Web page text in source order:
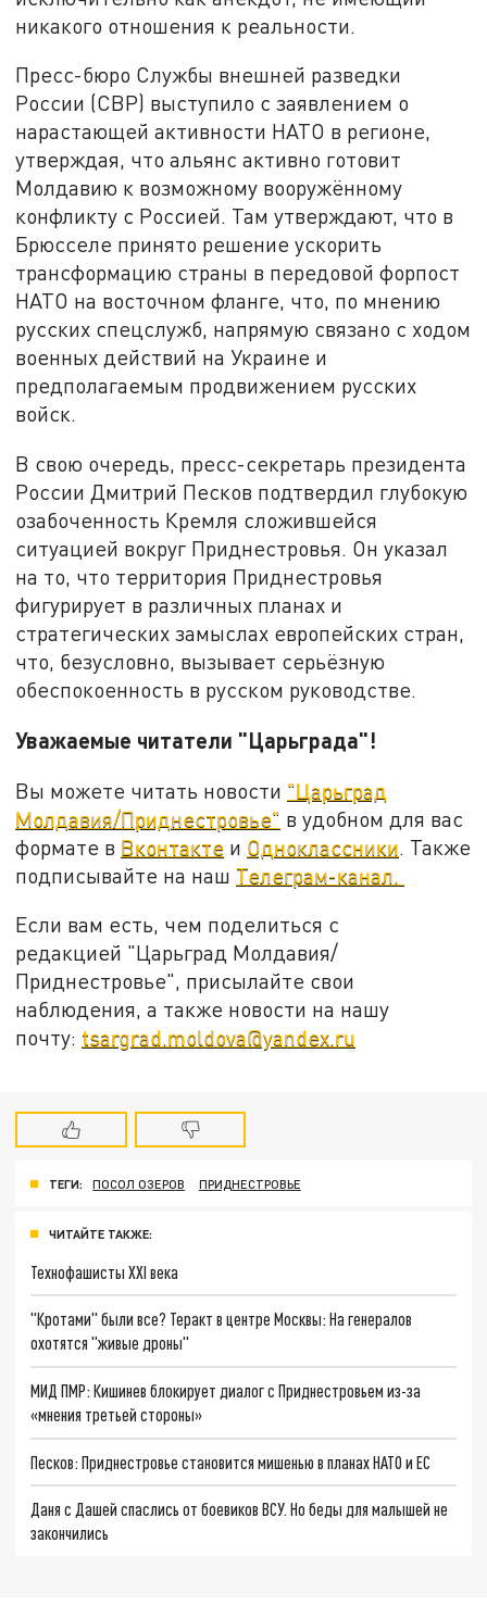
никакого отношения к реальности.
Пресс-бюро Службы внешней разведки
России (СВР) выступило с заявлением о
нарастающей активности НАТО в регионе,
утверждая, что альянс активно готовит
Молдавию к возможному вооружённому
конфликту с Россией. Там утверждают, что в
Брюсселе принято решение ускорить
трансформацию страны в передовой форпост
НАТО на восточном фланге, что, по мнению
русских спецслужб, напрямую связано с ходом
военных действий на Украине и
предполагаемым продвижением русских
войск.
В свою очередь, пресс-секретарь президента
России Дмитрий Песков подтвердил глубокую
озабоченность Кремля сложившейся
ситуацией вокруг Приднестровья. Он указал
на то, что территория Приднестровья
фигурирует в различных планах и
стратегических замыслах европейских стран,
что, безусловно, вызывает серьёзную
обеспокоенность в русском руководстве.
Уважаемые читатели "Царьграда"!
Вы можете читать новости "Царьград
Молдавия/Приднестровье" в удобном для вас
формате в Вконтакте и Одноклассники . Также
подписывайте на наш Телеграм-канал.
Если вам есть, чем поделиться с
редакцией "Царьград Молдавия/
Приднестровье", присылайте свои
наблюдения, а также новости на нашу
почту: tsargrad.moldova@yandex.ru
ТЕГИ: ПОСОЛ ОЗЕРОВ ПРИДНЕСТРОВЬЕ
ЧИТАЙТЕ ТАКЖЕ:
Технофашисты XXI века
"Кротами" были все? Теракт в центре Москвы: На генералов
охотятся "живые дроны"
МИД ПМР: Кишинев блокирует диалог с Приднестровьем из-за
«мнения третьей стороны»
Песков: Приднестровье становится мишенью в планах НАТО и ЕС
Даня с Дашей спаслись от боевиков ВСУ. Но беды для малышей не
закончились